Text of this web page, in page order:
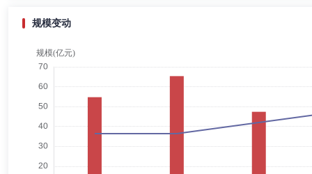
产管理部私募业务战略规划组负责人，创金合信基金管理有限公司副
张志梅 学历：硕士
张志梅女士：经济学硕士。历任南方证券有限公司职员，南方证券有
监、权益投资部总监、基金经理。2020年7月至今任公司副总经理。
2022年8月起任尚正新能源产业混合型证券投资基金基金经理。2023年
规模变动